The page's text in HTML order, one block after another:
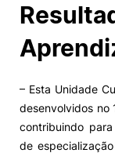
– Esta Unidade
desenvolvidos no
contribuindo
de